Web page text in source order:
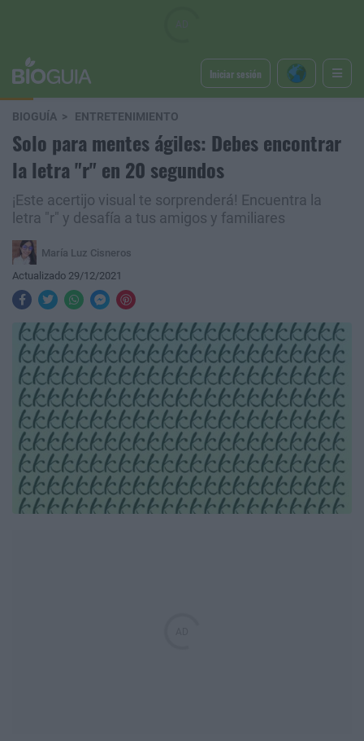
Iniciar sesión
BIOGUÍA ENTRETENIMIENTO
Solo para mentes ágiles: Debes encontrar
la letra "r" en 20 segundos
¡Este acertijo visual te sorprenderá! Encuentra la
letra "r" y desafía a tus amigos y familiares
María Luz Cisneros
Actualizado 29/12/2021